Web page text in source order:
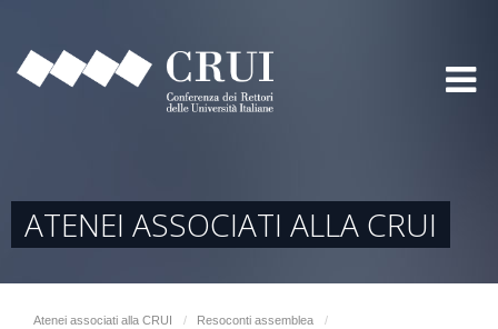
ATENEI ASSOCIATI ALLA CRUI
Atenei associati alla CRUI / Resoconti assemblea
/